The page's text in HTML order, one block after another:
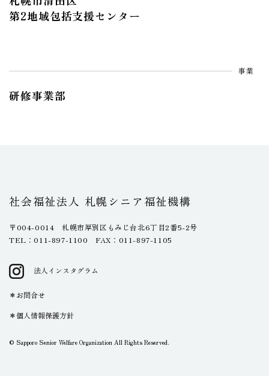
第2地域包括支援センター
事業
研修事業部
社会福祉法人 札幌シニア福祉機構
〒004-0014 札幌市厚別区もみじ台北6丁目2番5-2号
TEL：011-897-1100 FAX：011-897-1105
法人インスタグラム
お問合せ
個人情報保護方針
© Sapporo Senior Welfare Organization All Rights Reserved.